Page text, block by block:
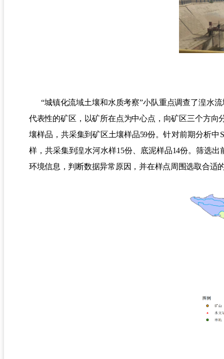
“城镇化流域土壤和水质考察”小队重点调查了湟水
代表性的矿区，以矿所在点为中心点，向矿区三个方
壤样品 ，共采集到矿区土壤样品59份。针对前期分析中
样，共采集到湟水河水样1 5份、底泥样品14份。筛选出
环境信息，判断数据异常原因，并在样点周围选取合适